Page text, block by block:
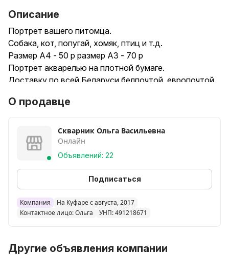
Описание
Портрет вашего питомца.
Собака, кот, попугай, хомяк, птиц и т.д.
Размер А4 - 50 р размер А3 - 70 р
Портрет акварелью на плотной бумаге.
Доставку по всей Беларуси белпочтой, европочтой.
О продавце
Скварник Ольга Васильевна
Онлайн
Объявлений: 22
Подписаться
Компания
На Куфаре с августа, 2017
Контактное лицо: Ольга
УНП: 491218671
Другие объявления компании